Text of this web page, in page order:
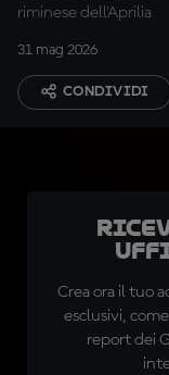
riminese dell'Aprilia
31 mag 2026
CONDIVIDI
Crea ora il tuo
esclusivi,
report dei